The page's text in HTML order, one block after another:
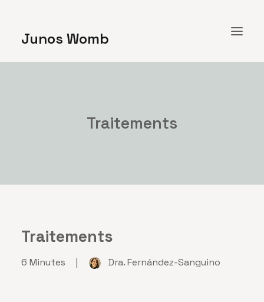
Junos Womb
Traitements
Traitements
6 Minutes | Dra. Fernández-Sanguino